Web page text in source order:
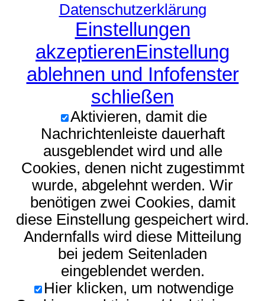
Datenschutzerklärung
Einstellungen
akzeptierenEinstellung
ablehnen und Infofenster
schließen
Aktivieren, damit die
Nachrichtenleiste dauerhaft
ausgeblendet wird und alle
Cookies, denen nicht zugestimmt
wurde, abgelehnt werden. Wir
benötigen zwei Cookies, damit
diese Einstellung gespeichert wird.
Andernfalls wird diese Mitteilung
bei jedem Seitenladen
eingeblendet werden.
Hier klicken, um notwendige